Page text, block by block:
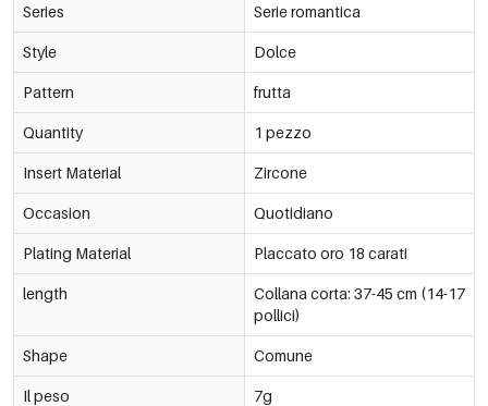
Series Serie romantica
Style Dolce
Pattern frutta
Quantity 1 pezzo
Insert Material Zircone
Occasion Quotidiano
Plating Material Placcato oro 18 carati
length
Collana corta: 37-45 cm (14-17
pollici)
Shape Comune
Il peso 7g